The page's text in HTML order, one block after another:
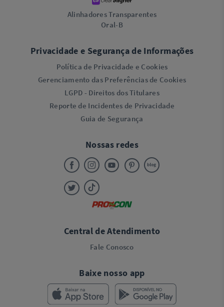
Alinhadores Transparentes
Oral-B
Privacidade e Segurança de Informações
Política de Privacidade e Cookies
Gerenciamento das Preferências de Cookies
LGPD - Direitos dos Titulares
Reporte de Incidentes de Privacidade
Guia de Segurança
Nossas redes
Central de Atendimento
Fale Conosco
Baixe nosso app